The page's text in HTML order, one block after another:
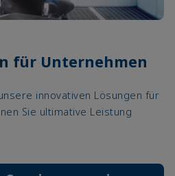
für Unternehmen
innovativen Lösungen für
Sie ultimative Leistung